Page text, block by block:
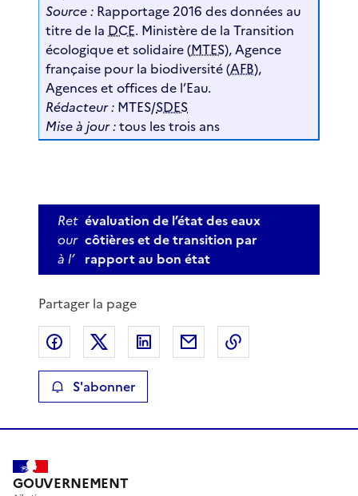
Source : Rapportage 2016 des données au
titre de la DCE. Ministère de la Transition
écologique et solidaire (MTES), Agence
française pour la biodiversité (AFB),
Agences et offices de l’Eau.
Rédacteur : MTES/SDES
Mise à jour :tous les trois ans
Ret
our
à l’
évaluation de l’état des eaux
côtières et de transition par
rapport au bon état
Partager la page
Partager sur Facebook
Partager sur XPartager sur LinkedIn
Partager par email
S'abonner
GOUVERNEMENT